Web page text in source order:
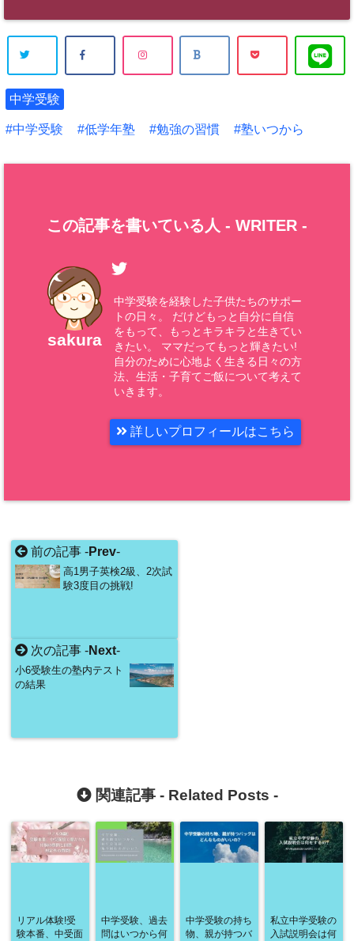
中学受験
中学受験 低学年塾 勉強の習慣 塾いつから
この記事を書いている人 - WRITER -
sakura
中学受験を経験した子供たちのサポー
トの日々。 だけどもっと自分に自信
をもって、もっとキラキラと生きてい
きたい。 ママだってもっと輝きたい!
自分のために心地よく生きる日々の方
法、生活・子育てご飯について考えて
いきます。
詳しいプロフィールはこちら
前の記事 -Prev-
高1男子英検2級、2次試
験3度目の挑戦!
次の記事 -Next-
小6受験生の塾内テスト
の結果
関連記事 - Related Posts -
リアル体験!受
験本番、中受面
中学受験、過去
問はいつから何
中学受験の持ち
物、親が持つバ
私立中学受験の
入試説明会は何